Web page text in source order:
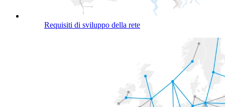
Requisiti di sviluppo della rete